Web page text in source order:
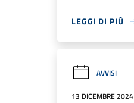
LEGGI DI PIÙ
AVVISI
13 DICEMBRE 2024